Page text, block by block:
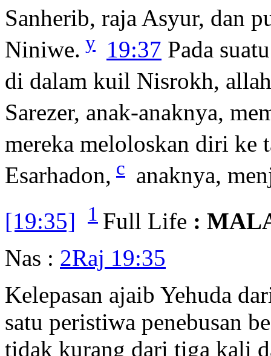
Sanherib, raja Asyur, dan
Niniwe. y 19:37 Pada
di dalam kuil Nisrokh,
Sarezer, anak-anaknya,
mereka meloloskan diri ke
Esarhadon, c anaknya,
[19:35]
1 Full Life :
Nas : 2Raj 19:35
Kelepasan ajaib Yehuda
satu peristiwa penebusan
tidak kurang dari tiga kali